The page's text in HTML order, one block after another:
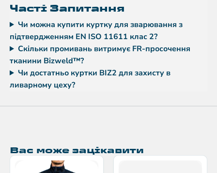
Часті Запитання
Чи можна купити куртку для зварювання з
підтвердженням EN ISO 11611 клас 2?
Скільки промивань витримує FR-просочення
тканини Bizweld™?
Чи достатньо куртки BIZ2 для захисту в
ливарному цеху?
Вас може зацікавити